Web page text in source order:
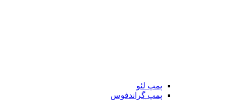
پمپ لئو
پمپ گراندفوس